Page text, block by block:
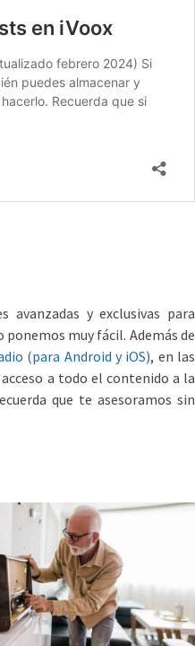
avanzadas y exclusivas para
muy fácil. Además de
(para Android y iOS), en las
a todo el contenido a la
que te asesoramos sin